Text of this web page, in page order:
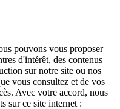
pouvons vous proposer
d'intérêt, des contenus
sur notre site ou nos
vous consultez et de vos
Avec votre accord, nous
sur ce site internet :